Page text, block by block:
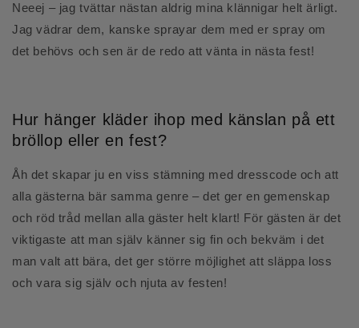
Neeej – jag tvättar nästan aldrig mina klännigar helt ärligt.
Jag vädrar dem, kanske sprayar dem med er spray om
det behövs och sen är de redo att vänta in nästa fest!
Hur hänger kläder ihop med känslan på ett
bröllop eller en fest?
Åh det skapar ju en viss stämning med dresscode och att
alla gästerna bär samma genre – det ger en gemenskap
och röd tråd mellan alla gäster helt klart! För gästen är det
viktigaste att man själv känner sig fin och bekväm i det
man valt att bära, det ger större möjlighet att släppa loss
och vara sig själv och njuta av festen!